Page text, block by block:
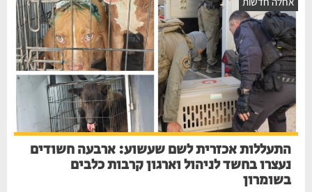
התעללות אכזרית לשם שעשוע: ארבעה חשודים
נעצרו בחשד לניהול וארגון קרבות כלבים
בשומרון